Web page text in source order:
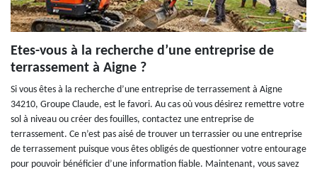
Etes-vous à la recherche d’une entreprise de
terrassement à Aigne ?
Si vous êtes à la recherche d’une entreprise de terrassement à Aigne
34210, Groupe Claude, est le favori. Au cas où vous désirez remettre votre
sol à niveau ou créer des fouilles, contactez une entreprise de
terrassement. Ce n’est pas aisé de trouver un terrassier ou une entreprise
de terrassement puisque vous êtes obligés de questionner votre entourage
pour pouvoir bénéficier d’une information fiable. Maintenant, vous savez